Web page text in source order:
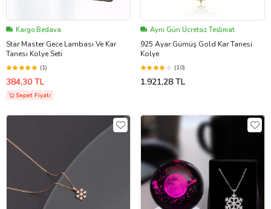
Kargo Bedava
Star Master Gece Lambası Ve Kar
Tanesi Kolye Seti
(1)
384,30 TL
Sepet Fiyatı
Aynı Gün Ücretsiz Teslimat
925 Ayar Gümüş Gold Kar Tanesi
Kolye
(10)
1.921,28 TL